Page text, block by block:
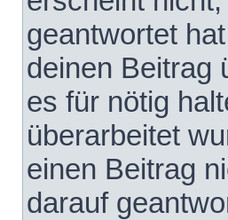
geantwortet
deinen Beitrag
es für nötig
überarbeitet
einen Beitrag
darauf